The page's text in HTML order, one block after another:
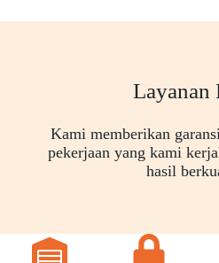
Layanan
Kami memberikan
pekerjaan yang kami
hasil